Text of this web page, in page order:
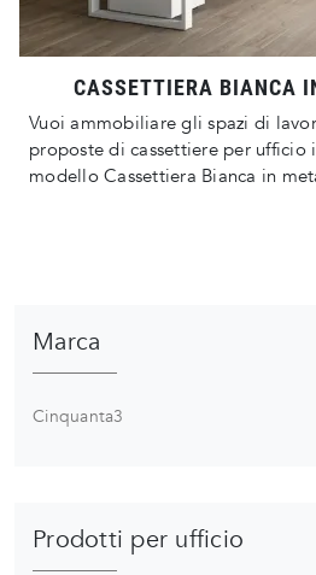
CASSETTIERA BIANCA
Vuoi ammobiliare gli spazi di
proposte di cassettiere per
modello Cassettiera Bianca in
Marca
Cinquanta3
Prodotti per ufficio